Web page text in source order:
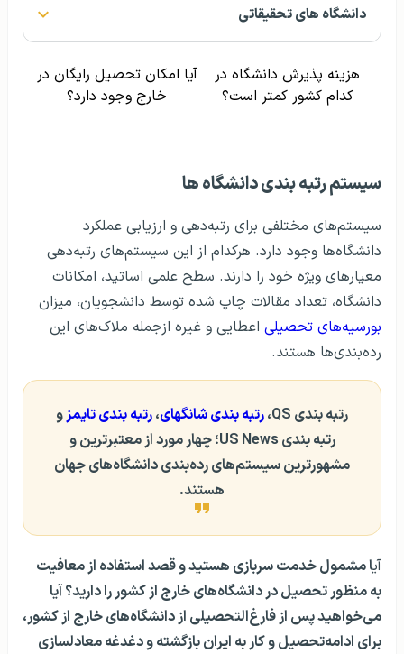
دانشگاه های تحقیقاتی
هزینه پذیرش دانشگاه در
کدام کشور کمتر است؟
آیا امکان تحصیل رایگان در
خارج وجود دارد؟
سیستم رتبه بندی دانشگاه ها
سیستم‌های مختلفی برای رتبه‌دهی و ارزیابی عملکرد
دانشگاه‌ها وجود دارد. هرکدام از این سیستم‌های رتبه‌دهی
معیارهای ویژه خود را دارند. سطح علمی اساتید، امکانات
دانشگاه، تعداد مقالات چاپ شده توسط دانشجویان، میزان
بورسیه‌های تحصیلی اعطایی و غیره ازجمله ملاک‌های این
رده‌بندی‌ها هستند.
رتبه بندی QS، رتبه بندی شانگهای،رتبه بندی تایمزو
رتبه بندی US News؛ چهار مورد از معتبرترین و
مشهورترین سیستم‌های رده‌بندی دانشگاه‌های جهان
هستند.
آیا مشمول خدمت سربازی هستید و قصد استفاده از معافیت
به منظور تحصیل در دانشگاه‌های خارج از کشور را دارید؟ آیا
می‌خواهید پس از فارغ‌التحصیلی از دانشگاه‌های خارج از کشور،
برای ادامه‌تحصیل و کار به ایران بازگشته و دغدغه معادلسازی